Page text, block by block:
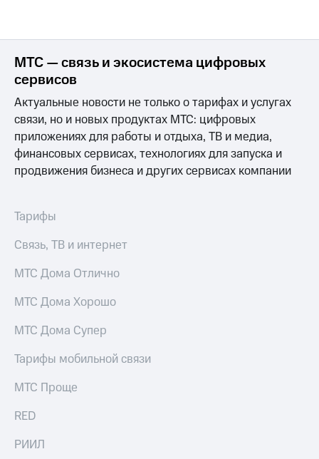
МТС — связь и экосистема цифровых
сервисов
Актуальные новости не только о тарифах и услугах
связи, но и новых продуктах МТС: цифровых
приложениях для работы и отдыха, ТВ и медиа,
финансовых сервисах, технологиях для запуска и
продвижения бизнеса и других сервисах компании
Тарифы
Связь, ТВ и интернет
МТС Дома Отлично
МТС Дома Хорошо
МТС Дома Супер
Тарифы мобильной связи
МТС Проще
RED
РИИЛ